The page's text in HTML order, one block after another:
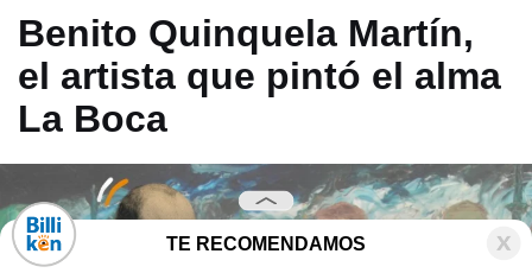
Benito Quinquela Martín,
el artista que pintó el alma
La Boca
TE RECOMENDAMOS